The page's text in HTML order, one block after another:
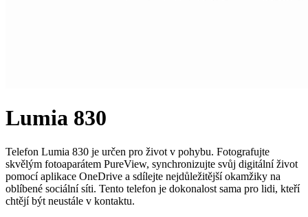
Lumia 830
Telefon Lumia 830 je určen pro život v pohybu. Fotografujte
skvělým fotoaparátem PureView, synchronizujte svůj digitální život
pomocí aplikace OneDrive a sdílejte nejdůležitější okamžiky na
oblíbené sociální síti. Tento telefon je dokonalost sama pro lidi, kteří
chtějí být neustále v kontaktu.